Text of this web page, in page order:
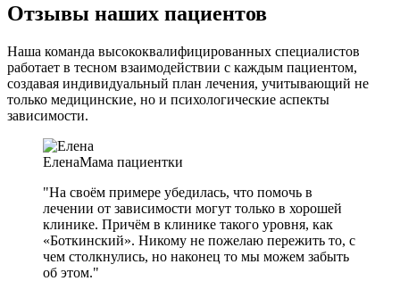
Отзывы наших пациентов
Наша команда высококвалифицированных специалистов
работает в тесном взаимодействии с каждым пациентом,
создавая индивидуальный план лечения, учитывающий не
только медицинские, но и психологические аспекты
зависимости.
ЕленаМама пациентки
"На своём примере убедилась, что помочь в
лечении от зависимости могут только в хорошей
клинике. Причём в клинике такого уровня, как
«Боткинский». Никому не пожелаю пережить то, с
чем столкнулись, но наконец то мы можем забыть
об этом."